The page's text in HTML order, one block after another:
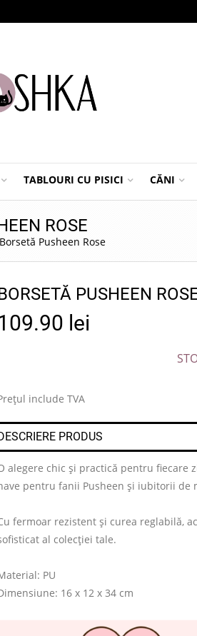
TABLOURI CU PISICI CĂNI
ROSE
Borsetă Pusheen Rose
PUSHEEN
lei
include TVA
PRODUS
alegere chic și practică pentru fiecare
pentru fanii Pusheen și iubitorii de
fermoar rezistent și curea reglabilă,
al colecției tale.
PU
16 x 12 x 34 cm